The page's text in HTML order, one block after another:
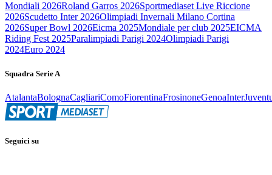
Mondiali 2026Roland Garros 2026Sportmediaset Live Riccione
2026Scudetto Inter 2026Olimpiadi Invernali Milano Cortina
2026Super Bowl 2026Eicma 2025Mondiale per club 2025EICMA
Riding Fest 2025Paralimpiadi Parigi 2024Olimpiadi Parigi
2024Euro 2024
Squadra Serie A
AtalantaBolognaCagliariComoFiorentinaFrosinoneGenoaInter
Seguici su